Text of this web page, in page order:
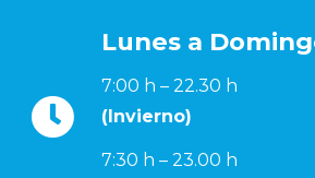
Lunes a
7:00 h – 22.30 h
(Invierno)
7:30 h – 23.00 h